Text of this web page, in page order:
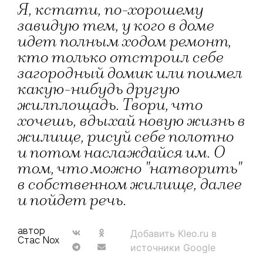
Я, кстати, по-хорошему
завидую тем, у кого в доме
идет полным ходом ремонт,
кто только отстроил себе
загородный домик или поимел
какую-нибудь другую
жилплощадь. Твори, что
хочешь, вдыхай новую жизнь в
жилище, рисуй себе полотно
и потом наслаждайся им. О
том, что можно "натворить"
в собственном жилище, далее
и пойдет речь.
автор
Стас Nox
Добавить Kleo.ru в
источники Google